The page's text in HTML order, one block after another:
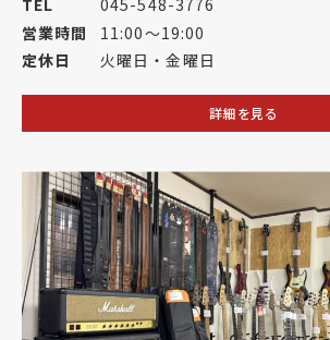
TEL
045-548-3776
営業時間
11:00～19:00
定休日
火曜日・金曜日
詳細を見る